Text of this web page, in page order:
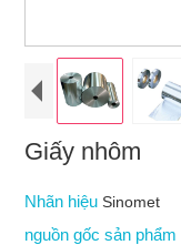
Giấy nhôm
Nhãn hiệuSinomet
nguồn gốc sản phẩm